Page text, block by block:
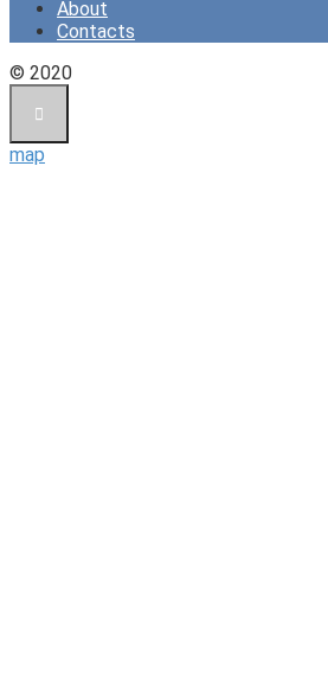
About
Contacts
© 2020
map